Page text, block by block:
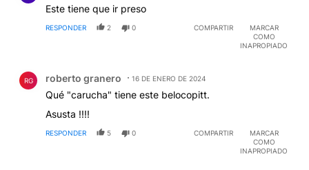
Este tiene que ir preso
RESPONDER 2 0 COMPARTIR
MARCAR
COMO
INAPROPIADO
RG roberto granero 16 DE ENERO DE 2024
Qué "carucha" tiene este belocopitt.
Asusta !!!!
RESPONDER 5 0 COMPARTIR
MARCAR
COMO
INAPROPIADO